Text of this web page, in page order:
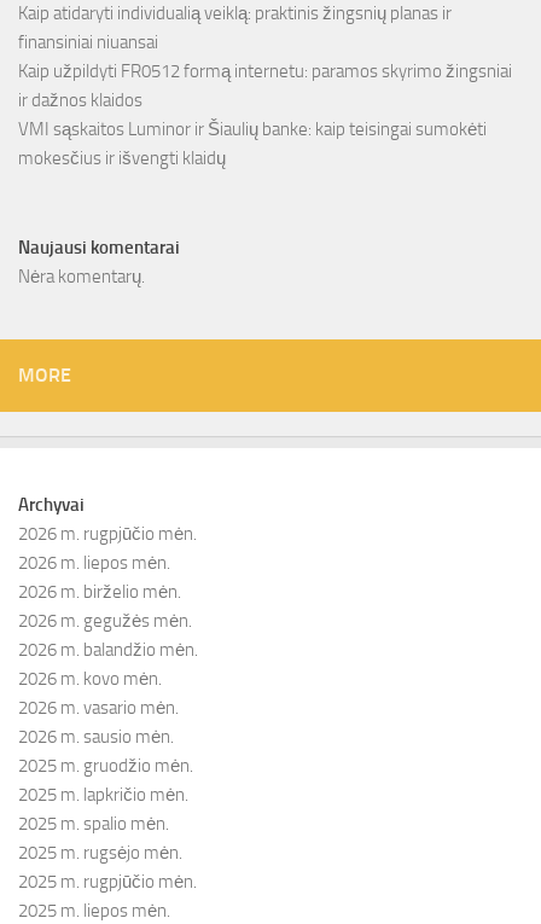
Kaip atidaryti individualią veiklą: praktinis žingsnių planas ir
finansiniai niuansai
Kaip užpildyti FR0512 formą internetu: paramos skyrimo žingsniai
ir dažnos klaidos
VMI sąskaitos Luminor ir Šiaulių banke: kaip teisingai sumokėti
mokesčius ir išvengti klaidų
Naujausi komentarai
Nėra komentarų.
MORE
Archyvai
2026 m. rugpjūčio mėn.
2026 m. liepos mėn.
2026 m. birželio mėn.
2026 m. gegužės mėn.
2026 m. balandžio mėn.
2026 m. kovo mėn.
2026 m. vasario mėn.
2026 m. sausio mėn.
2025 m. gruodžio mėn.
2025 m. lapkričio mėn.
2025 m. spalio mėn.
2025 m. rugsėjo mėn.
2025 m. rugpjūčio mėn.
2025 m. liepos mėn.